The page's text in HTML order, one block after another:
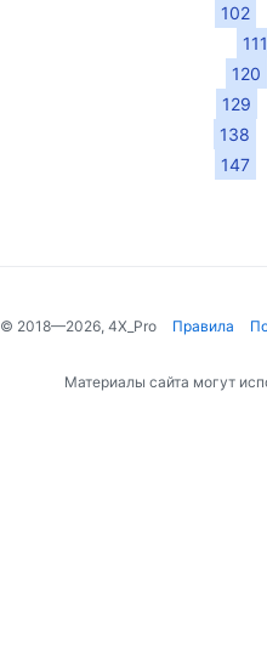
102
111
120
129
138
147
© 2018—2026, 4X_Pro Правила
Материалы сайта могут